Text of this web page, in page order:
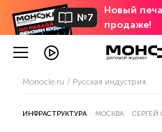
№7
Новый
продаже!
Monocle.ru Русская индустрия
ИНФРАСТРУКТУРА МОСКВА СЕРГЕЙ